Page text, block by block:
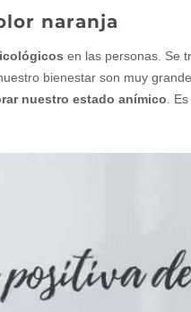
naranja
en las personas. Se
bienestar son muy
nuestro estado anímico .